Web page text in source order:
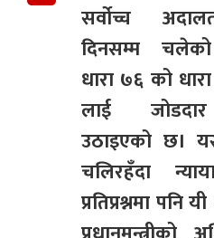
सर्वोच्च
दिनसम्म
धारा ७६ को
लाई
उठाइएको छ।
चलिरहँदा
प्रतिप्रश्नमा पनि